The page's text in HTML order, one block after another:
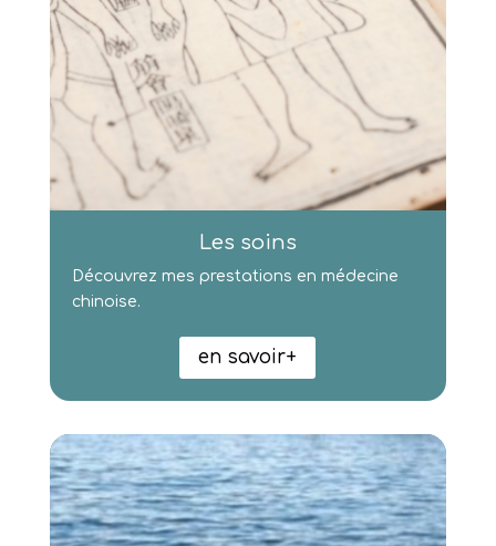
Les soins
Découvrez mes prestations en médecine
chinoise.
en savoir+